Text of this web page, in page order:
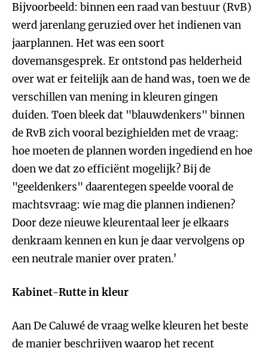
Bijvoorbeeld: binnen een raad van bestuur (RvB)
werd jarenlang geruzied over het indienen van
jaarplannen. Het was een soort
dovemansgesprek. Er ontstond pas helderheid
over wat er feitelijk aan de hand was, toen we de
verschillen van mening in kleuren gingen
duiden. Toen bleek dat "blauwdenkers" binnen
de RvB zich vooral bezighielden met de vraag:
hoe moeten de plannen worden ingediend en hoe
doen we dat zo efficiënt mogelijk? Bij de
"geeldenkers" daarentegen speelde vooral de
machtsvraag: wie mag die plannen indienen?
Door deze nieuwe kleurentaal leer je elkaars
denkraam kennen en kun je daar vervolgens op
een neutrale manier over praten.’
Kabinet-Rutte in kleur
Aan De Caluwé de vraag welke kleuren het beste
de manier beschrijven waarop het recent